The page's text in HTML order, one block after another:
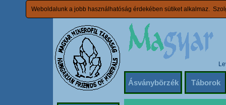
Weboldalunk a jobb használhatóság érdekében sütiket alkalmaz.
Ásványbörzék Táborok